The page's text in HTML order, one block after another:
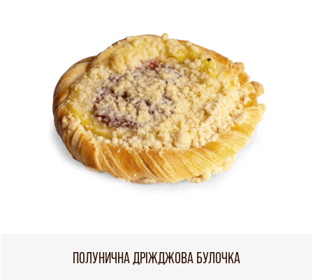
ПОЛУНИЧНА ДРІЖДЖОВА БУЛОЧКА